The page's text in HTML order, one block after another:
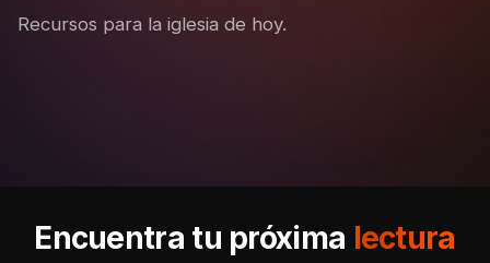
Recursos para la iglesia de hoy.
Encuentra tu próxima lectura